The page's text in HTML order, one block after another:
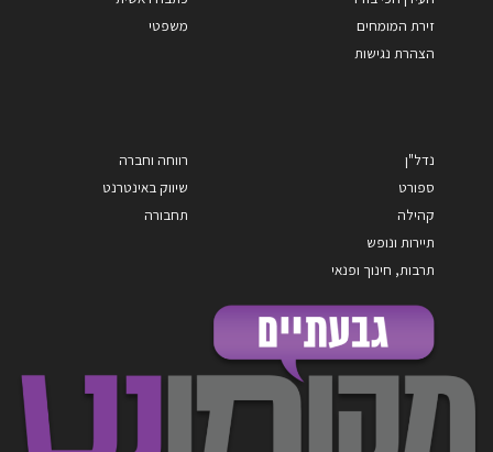
זירת המומחים
הצהרת נגישות
משפטי
נדל"ן
ספורט
קהילה
תיירות ונופש
תרבות, חינוך ופנאי
רווחה וחברה
שיווק באינטרנט
תחבורה